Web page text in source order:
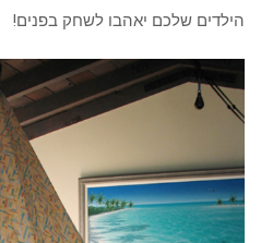
הילדים שלכם יאהבו לשחק בפנים!